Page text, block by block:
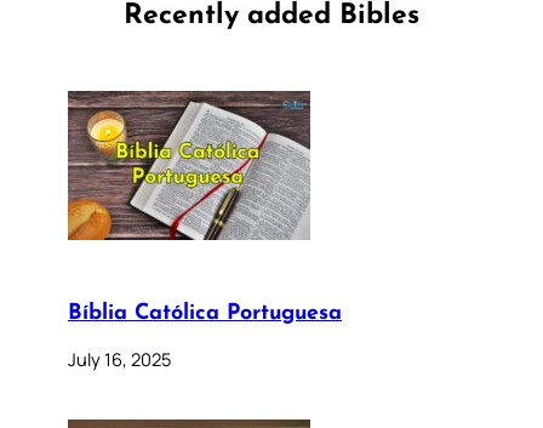
Recently added Bibles
Bíblia Católica Portuguesa
July 16, 2025